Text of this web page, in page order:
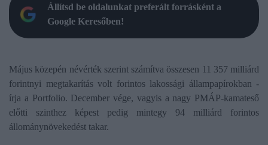
Állítsd be oldalunkat preferált forrásként a
Google Keresőben!
Május közepén névérték szerint számítva összesen 11 357 milliárd
forintnyi megtakarítás volt forintos lakossági állampapírokban -
írja a Portfolio. December vége, vagyis a nagy PMÁP-kamateső
előtti szinthez képest pedig mintegy 94 milliárd forintos
állománynövekedést takar.